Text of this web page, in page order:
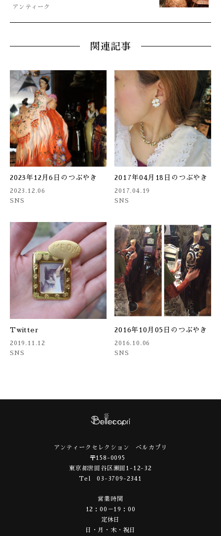
アンティーク
関連記事
2023年12月6日のつぶやき
2023.12.06
SNS
2017年04月18日のつぶやき
2017.04.19
SNS
Twitter
2019.11.12
SNS
2016年10月05日のつぶやき
2016.10.06
SNS
アンティークセレクション ベルカプリ
〒158-0095
東京都世田谷区瀬田1-12-32
Tel 03-3709-2341
営業時間
12：00－19：00
定休日
日・月・木・祝日